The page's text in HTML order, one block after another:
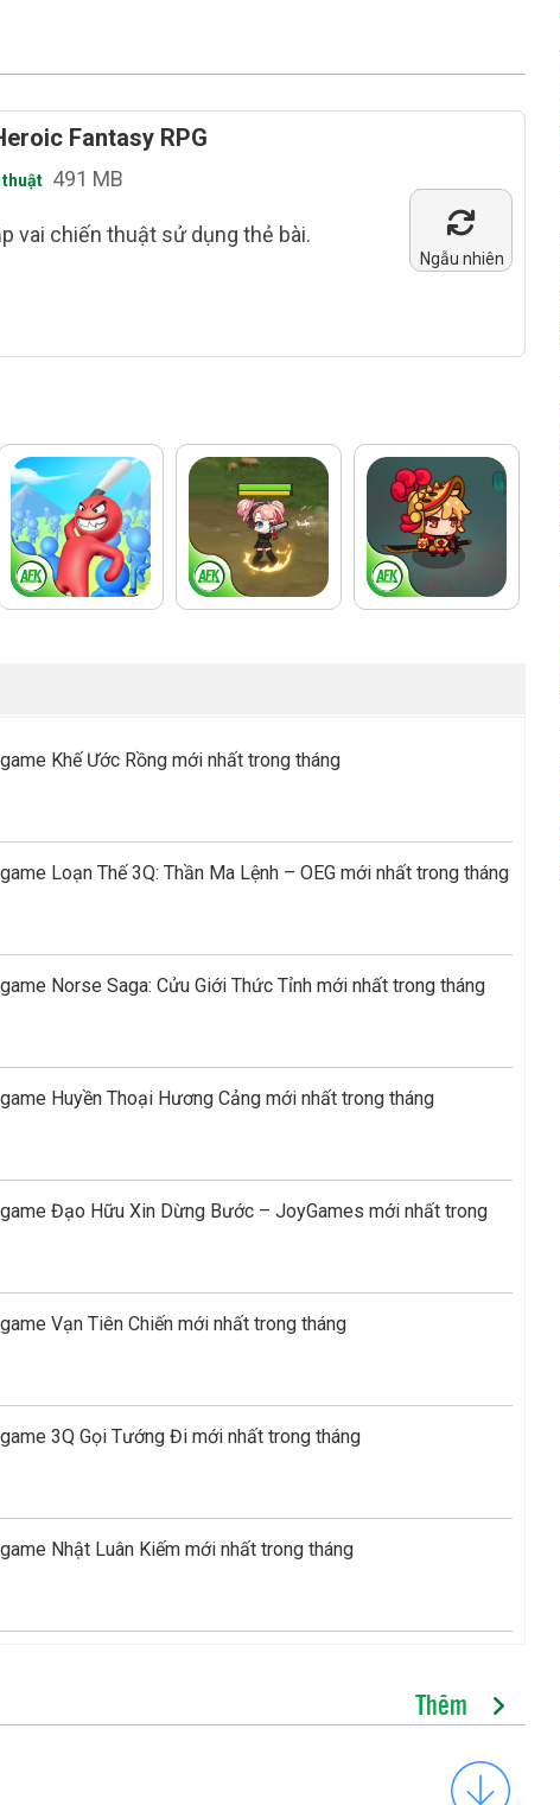
Fantasy RPG
thuật 491 MB
vai chiến thuật sử dụng thẻ bài.
Ngẫu nhiên
Khế Ước Rồng mới nhất trong tháng
Loạn Thế 3Q: Thần Ma Lệnh – OEG mới nhất trong tháng
Norse Saga: Cửu Giới Thức Tỉnh mới nhất trong tháng
Huyền Thoại Hương Cảng mới nhất trong tháng
Đạo Hữu Xin Dừng Bước – JoyGames mới nhất trong
Vạn Tiên Chiến mới nhất trong tháng
3Q Gọi Tướng Đi mới nhất trong tháng
Nhật Luân Kiếm mới nhất trong tháng
Thêm